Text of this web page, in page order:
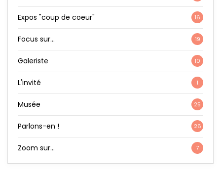
Expos "coup de coeur" 16
Focus sur… 19
Galeriste 10
L'invité 1
Musée 25
Parlons-en ! 26
Zoom sur… 7